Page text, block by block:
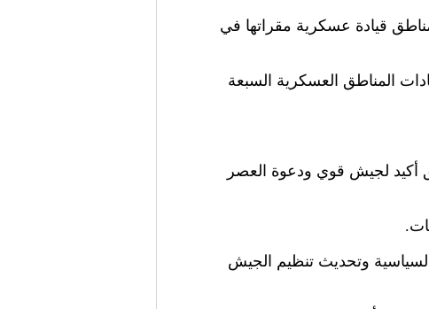
البرية تنشر في سبع مناطق قيادة عسكرية مقراتها في
المناطق العسكرية السبعة
أكيد لجيش قوي ودعوة العصر
وتحديث تنظيم الجيش